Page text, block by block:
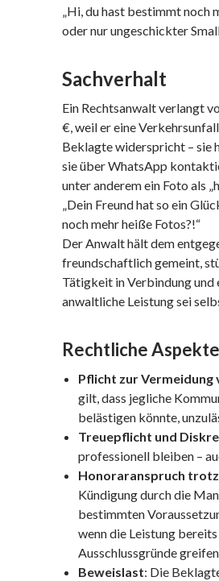
„Hi, du hast bestimmt noch
oder nur ungeschickter
Sachverhalt
Ein Rechtsanwalt verlangt
€, weil er eine
Beklagte widerspricht – sie
sie über WhatsApp
unter anderem ein Foto als
„Dein Freund hat so ein
noch mehr heiße Fotos?!“
Der Anwalt hält dem
freundschaftlich gemeint,
Tätigkeit in Verbindung und
anwaltliche Leistung sei
Rechtliche
Pflicht zur Vermeidung
gilt, dass jegliche
belästigen könnte,
Treuepflicht und
professionell bleiben –
Honoraranspruch
Kündigung durch die
bestimmten
wenn die Leistung
Ausschlussgründe
Beweislast: Die